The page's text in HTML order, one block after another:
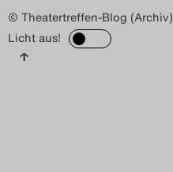
© Theatertreffen-Blog (Archiv)
Licht aus!
↑